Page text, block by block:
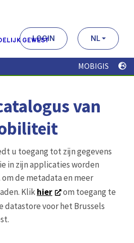
LOGIN NL
MOBIGIS
van
u toegang tot zijn gegevens
in zijn applicaties worden
om de metadata en meer
Klikhier
om toegang te
datastore voor het Brussels